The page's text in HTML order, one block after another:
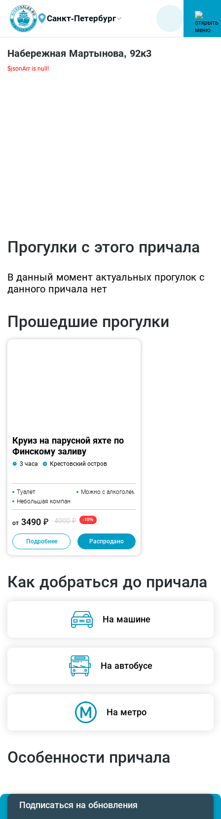
Санкт-Петербург
Набережная Мартынова, 92к3
$jsonArr is null!
Прогулки с этого причала
В данный момент актуальных прогулок с
данного причала нет
Прошедшие прогулки
Круиз на парусной яхте по
Финскому заливу
3 часа Крестовский остров
Туалет
Можно с алкоголем
Небольшая компания
от 3490 ₽ 4000 ₽ -10%
Подробнее Распродано
Как добраться до причала
На машине
На автобусе
На метро
Особенности причала
Подписаться на обновления